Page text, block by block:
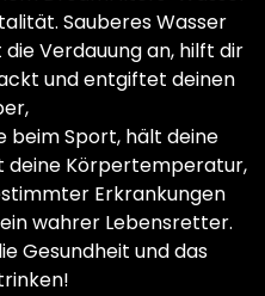
Sauberes Wasser
Verdauung an, hilft dir
und entgiftet deinen
beim Sport, hält deine
deine Körpertemperatur,
Erkrankungen
wahrer Lebensretter.
Gesundheit und das